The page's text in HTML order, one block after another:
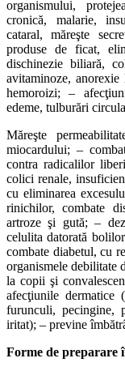
organismului,
cronică, malarie,
cataral, măreşte
produse de ficat,
dischinezie biliară,
avitaminoze,
hemoroizi; –
edeme, tulburări
Măreşte
miocardului; –
contra radicalilor
colici renale,
cu eliminarea
rinichilor, combate
artroze şi gută; –
celulita datorată
combate diabetul, cu
organismele debilitate
la copii şi
afecţiunile dermatice
furunculi, pecingine,
iritat); – previne
Forme de preparare